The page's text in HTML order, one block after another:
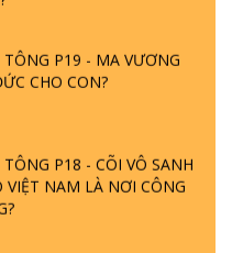
TÔNG P19 - MA VƯƠNG
CHO CON?
P18 - CÕI VÔ SANH
VIỆT NAM LÀ NƠI CÔNG